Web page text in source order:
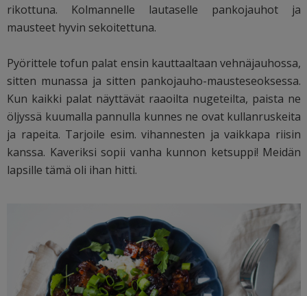
rikottuna. Kolmannelle lautaselle pankojauhot ja
mausteet hyvin sekoitettuna.
Pyörittele tofun palat ensin kauttaaltaan vehnäjauhossa,
sitten munassa ja sitten pankojauho-mausteseoksessa.
Kun kaikki palat näyttävät raaoilta nugeteilta, paista ne
öljyssä kuumalla pannulla kunnes ne ovat kullanruskeita
ja rapeita. Tarjoile esim. vihannesten ja vaikkapa riisin
kanssa. Kaveriksi sopii vanha kunnon ketsuppi! Meidän
lapsille tämä oli ihan hitti.